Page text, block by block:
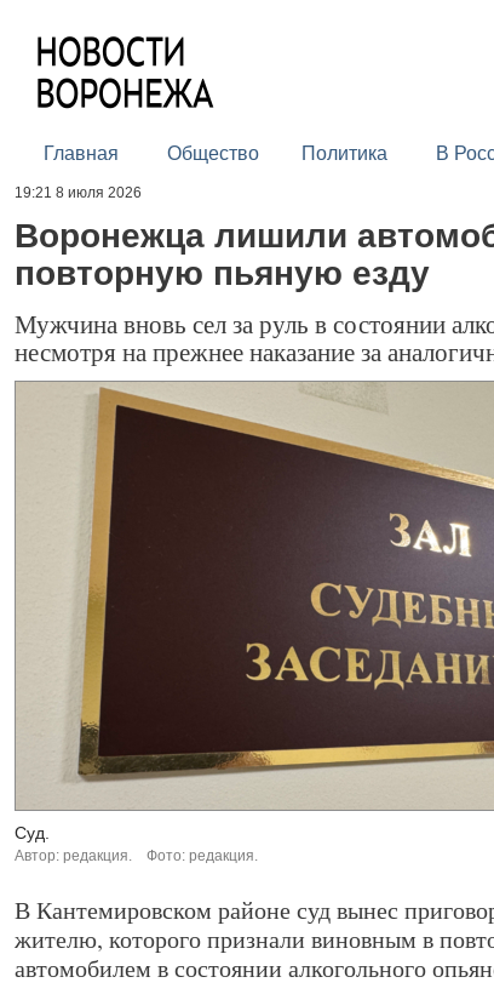
Главная Общество Политика В
19:21 8 июля 2026
Воронежца лишили
повторную пьяную езду
Мужчина вновь сел за руль в состоянии
несмотря на прежнее наказание за
Суд.
Автор: редакция. Фото: редакция.
В Кантемировском районе суд вынес
жителю, которого признали виновным в
автомобилем в состоянии алкогольного